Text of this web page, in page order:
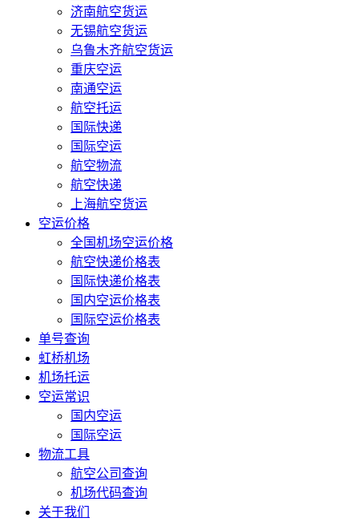
济南航空货运
无锡航空货运
乌鲁木齐航空货运
重庆空运
南通空运
航空托运
国际快递
国际空运
航空物流
航空快递
上海航空货运
空运价格
全国机场空运价格
航空快递价格表
国际快递价格表
国内空运价格表
国际空运价格表
单号查询
虹桥机场
机场托运
空运常识
国内空运
国际空运
物流工具
航空公司查询
机场代码查询
关于我们